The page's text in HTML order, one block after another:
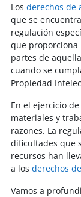
Los derechos de
que se
regulación
que proporciona
partes de
cuando se
Propiedad
En el ejercicio
materiales y
razones. La
dificultades que
recursos han
a los derechos
Vamos a